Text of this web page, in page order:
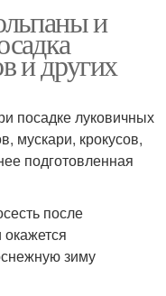
и
и других
посадке луковичных
мускари, крокусов,
подготовленная
после
зиму